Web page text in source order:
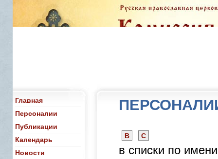
Главная
Персоналии
Публикации
Календарь
Новости
В С
в списки по